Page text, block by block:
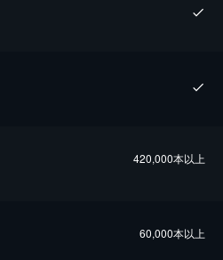
420,000本以上
60,000本以上